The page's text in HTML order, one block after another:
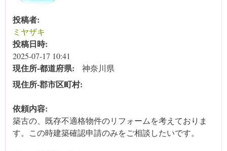
投稿者:
ミヤザキ
投稿日時:
2025-07-17 10:41
現住所‐都道府県: 神奈川県
現住所‐郡市区町村:
依頼内容:
築古の、既存不適格物件のリフォームを考えておりま
す。この時建築確認申請のみをご相談したいです。